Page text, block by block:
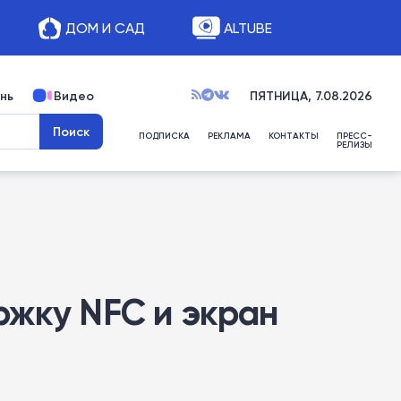
ДОМ И САД ALTUBE
Видео ПЯТНИЦА, 7.08.2026
ПОДПИСКА РЕКЛАМА КОНТАКТЫ ПРЕСС-
РЕЛИЗЫ
NFC и экран